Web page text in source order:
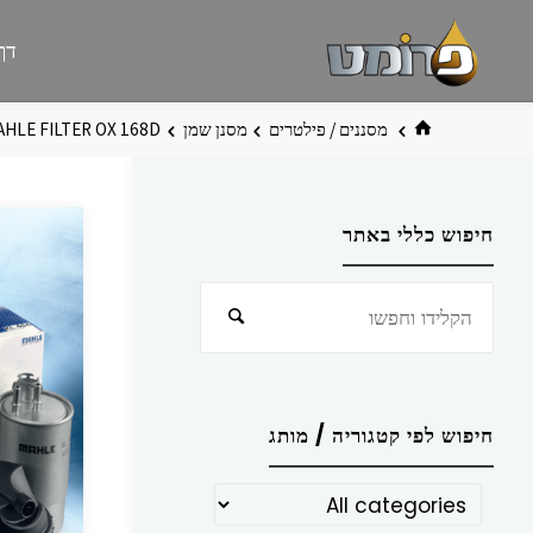
בית מסננים / פילטרים מסנן שמן FILTER OX 168D
חיפוש כללי באתר
חיפוש
חיפוש לפי קטגוריה / מותג